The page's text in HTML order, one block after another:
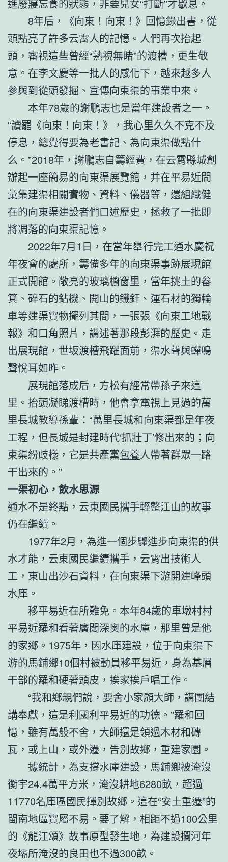
進廢寢忘食的狀態，非要兒女“打斷”才歇息。
8年后，《向東！向東！》回憶錄出書，從
頭點亮了許多云霄人的記憶。人們再次抬起
頭，審視這些曾經“熟視無睹”的渡槽，更生敬
意。在李文慶等一批人的感化下，越來越多人
參與到從頭發掘、宣傳向東渠的事業中來。
本年78歲的謝鵬志也是當年建設者之一。
“讀罷《向東！向東！》，我心里久久不克不及
停息，總覺得要為老書記、為向東渠做點什
么。”2018年，謝鵬志自籌經費，在云霄縣城創
辦起一座簡易的向東渠展覽館，并在平易近間
彙集建渠相關實物、資料、儀器等，還組織健
在的向東渠建設者們口述歷史，拯救了一批即
將凋落的向東渠記憶。
2022年7月1日，在當年舉行完工通水慶祝
年夜會的處所，籌備多年的向東渠事跡展現館
正式開館。敞亮的玻璃櫥窗里，當年挑土的畚
箕、碎石的鉆機、開山的鐵釬、運石材的獨輪
車等建渠實物擺列其間，一張張《向東工地戰
報》和口角照片，講述著那段彭湃的歷史。走
出展現館，世坂渡槽飛躍面前，渠水聲與蟬鳴
聲悅耳如昨。
展現館落成后，方松有經常帶孫子來這
里。抬頭凝睇渡槽時，他會拿電視上見過的萬
里長城教導孫輩：“萬里長城和向東渠都是年夜
工程，但長城是封建時代‘抓壯丁’修出來的；向
東渠紛歧樣，它是共產黨包養人帶著群眾一路
干出來的。”
一渠初心，飲水思源
通水不是終點，云東國民攜手輕整江山的故事
仍在繼續。
1977年2月，為進一個步驟進步向東渠的供
水才能，云東國民繼續攜手，云霄出技術人
工，東山出沙石資料，在向東渠下游開建峰頭
水庫。
移平易近在所難免。本年84歲的車墩村村
平易近羅和看著廣闊深奧的水庫，那里曾是他
的家鄉。1975年，因水庫建設，位于向東渠下
游的馬鋪鄉10個村被動員移平易近，身為基層
干部的羅和硬著頭皮，挨家挨戶唱工作。
“我和鄉親們說，要舍小家顧大師，講團結
講奉獻，這是利國利平易近的功德。”羅和回
憶，雖有萬般不舍，大師還是領過木材和磚
瓦，或上山，或外遷，告別故鄉，重建家園。
據統計，為支撐水庫建設，馬鋪鄉被淹沒
衡宇24.4萬平方米，淹沒耕地6280畝，超過
11770名庫區國民揮別故鄉。這在“安土重遷”的
閩南地區實屬不易。要了解，相距不過100公里
的《龍江頌》故事原型發生地，為建設攔河年
夜壩所淹沒的良田也不過300畝。